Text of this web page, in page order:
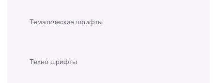
Тематические шрифты
Техно шрифты